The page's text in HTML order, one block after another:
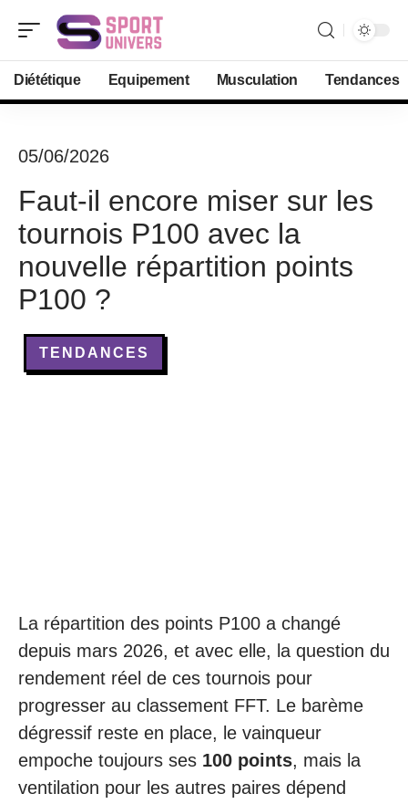
Diététique Equipement Musculation Tendances
05/06/2026
Faut-il encore miser sur les
tournois P100 avec la
nouvelle répartition points
P100 ?
TENDANCES
La répartition des points P100 a changé
depuis mars 2026, et avec elle, la question du
rendement réel de ces tournois pour
progresser au classement FFT. Le barème
dégressif reste en place, le vainqueur
empoche toujours ses 100 points, mais la
ventilation pour les autres paires dépend